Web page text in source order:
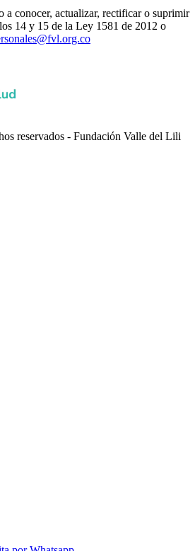
a conocer, actualizar, rectificar o suprimir
14 y 15 de la Ley 1581 de 2012 o
reservados - Fundación Valle del Lili